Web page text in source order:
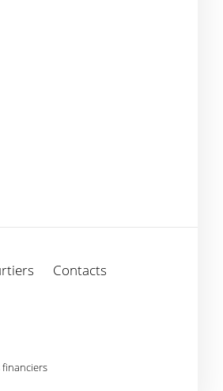
Contacts
financiers